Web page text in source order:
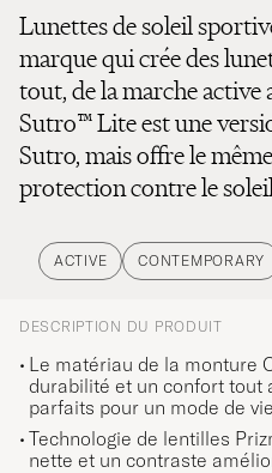
Lunettes de soleil
marque qui crée des
tout, de la marche active
Sutro™ Lite est une
Sutro, mais offre le
protection contre le
ACTIVE CONTEMPORARY
DESCRIPTION DU PRODUIT
Le matériau de la monture
durabilité et un confort tout
parfaits pour un mode de
Technologie de lentilles
nette et un contraste